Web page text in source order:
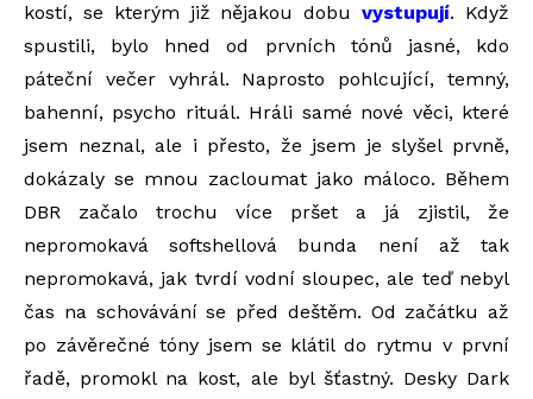
kostí, se kterým již nějakou dobuvystupují. Když
spustili, bylo hned od prvních tónů jasné, kdo
páteční večer vyhrál. Naprosto pohlcující, temný,
bahenní, psycho rituál. Hráli samé nové věci, které
jsem neznal, ale i přesto, že jsem je slyšel prvně,
dokázaly se mnou zacloumat jako máloco. Během
DBR začalo trochu více pršet a já zjistil, že
nepromokavá softshellová bunda není až tak
nepromokavá, jak tvrdí vodní sloupec, ale teď nebyl
čas na schovávání se před deštěm. Od začátku až
po závěrečné tóny jsem se klátil do rytmu v první
řadě, promokl na kost, ale byl šťastný. Desky Dark